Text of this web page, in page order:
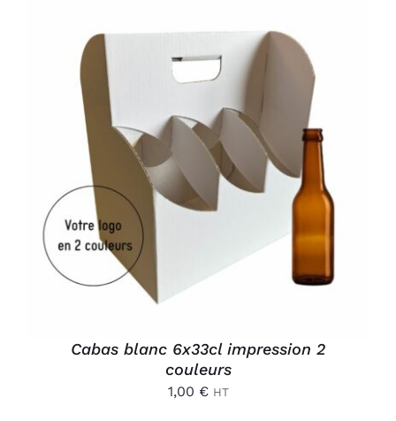
AJOUTER AU PANIER
/
DÉTAILS
Cabas blanc 6x33cl impression 2
couleurs
1,00 € HT